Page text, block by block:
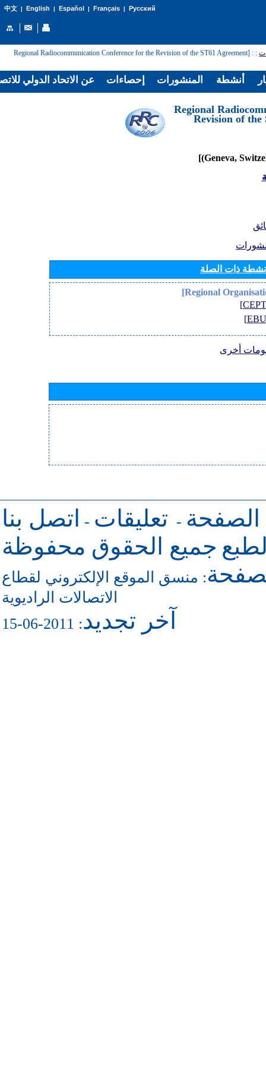
中文| English | Español | Français| Русский
:
: [Regional Radiocommunication Conference for the Revision of the ST61 Agreement
[Regional
Revision of the
ذات الصلة
أخرى
الصفحة - تعليقات -
اتصل بنا
جميع الحقوق محفوظة
: منسق الموقع الإلكتروني لقطاع
الاتصالات الراديوية
آخر تجديد: 2011-06-15
عن الاتحاد الدولي إحصاءات المنشورات أنشطة